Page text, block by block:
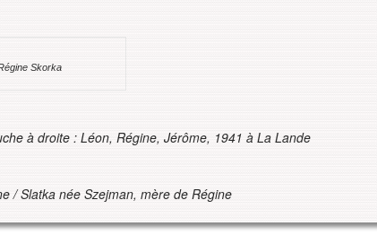
Skorka
à droite : Léon, Régine, Jérôme, 1941 à La Lande
/ Slatka née Szejman, mère de Régine